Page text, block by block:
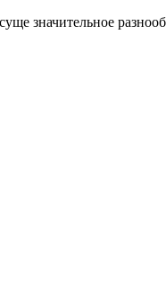
значительное